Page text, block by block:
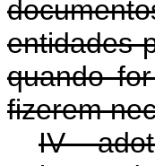
entidades
quando
fizerem
IV -